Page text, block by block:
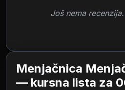
Još nema
Menjačnica
— kursna lista za